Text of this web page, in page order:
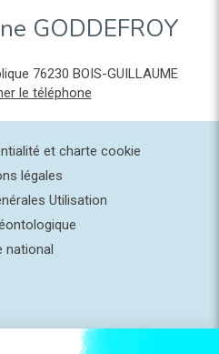
GODDEFROY
76230 BOIS-GUILLAUME
le téléphone
et charte cookie
légales
Utilisation
national